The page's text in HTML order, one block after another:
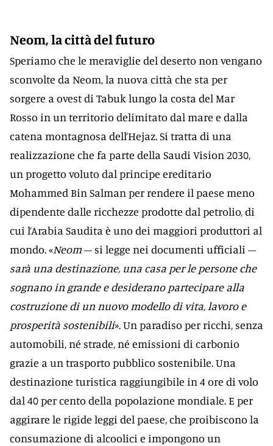
Neom, la città del futuro
Speriamo che le meraviglie del deserto non vengano
sconvolte da Neom, la nuova città che sta per
sorgere a ovest di Tabuk lungo la costa del Mar
Rosso in un territorio delimitato dal mare e dalla
catena montagnosa dell’Hejaz. Si tratta di una
realizzazione che fa parte della Saudi Vision 2030,
un progetto voluto dal principe ereditario
Mohammed Bin Salman per rendere il paese meno
dipendente dalle ricchezze prodotte dal petrolio, di
cui l’Arabia Saudita è uno dei maggiori produttori al
mondo. «Neom– si legge nei documenti ufficiali –
sarà una destinazione, una casa per le persone che
sognano in grande e desiderano partecipare alla
costruzione di un nuovo modello di vita, lavoro e
prosperità sostenibili». Un paradiso per ricchi, senza
automobili, né strade, né emissioni di carbonio
grazie a un trasporto pubblico sostenibile. Una
destinazione turistica raggiungibile in 4 ore di volo
dal 40 per cento della popolazione mondiale. E per
aggirare le rigide leggi del paese, che proibiscono la
consumazione di alcoolici e impongono un